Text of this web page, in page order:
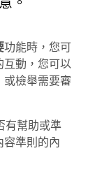
功能時，您可
互動，您可以
檢舉需要審
有幫助或準
容準則的內